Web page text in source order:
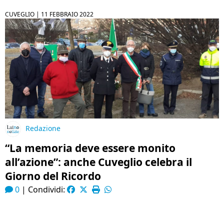
CUVEGLIO | 11 FEBBRAIO 2022
Redazione
“La memoria deve essere monito
all’azione”: anche Cuveglio celebra il
Giorno del Ricordo
0 | Condividi: